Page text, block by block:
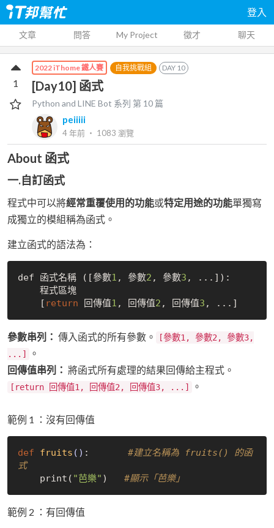
登入
文章 問答 My Project 徵才 聊天
2022 iThome 鐵人賽 自我挑戰組 DAY 10
[Day10] 函式
Python and LINE Bot 系列 第 10 篇
peiiiii
4 年前 ‧ 1083 瀏覽
1
About 函式
一.自訂函式
程式中可以將經常重覆使用的功能或特定用途的功能單獨寫
成獨立的模組稱為函式。
建立函式的語法為：
def 函式名稱 ([參數1 , 參數2 , 參數3 , ...]):
    [
return 回傳值1 , 回傳值2 , 回傳值3
參數串列： 傳入函式的所有參數。
[參數1, 參數2, 參數3,
...]
。
回傳值串列： 將函式所有處理的結果回傳給主程式。
[return 回傳值1, 回傳值2, 回傳值3, ...] 。
範例 1 ：沒有回傳值
def fruits () :
#建立名稱為 fruits() 的函
式
    print(
"芭樂" ) #顯示「芭樂」
範例 2 ：有回傳值